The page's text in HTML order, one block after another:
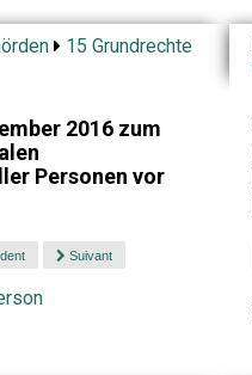
15 Grundrechte
2016 zum
Personen vor
Suivant